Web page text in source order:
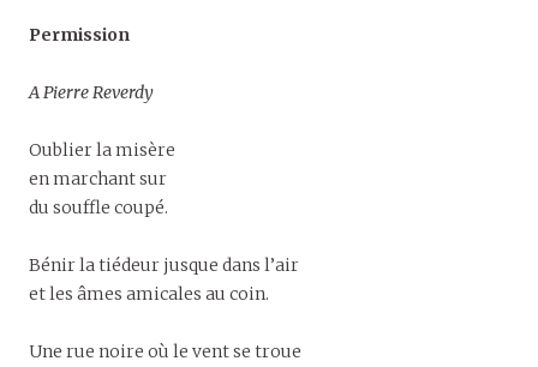
Permission
A Pierre Reverdy
Oublier la misère
en marchant sur
du souffle coupé.
Bénir la tiédeur jusque dans l’air
et les âmes amicales au coin.
Une rue noire où le vent se troue